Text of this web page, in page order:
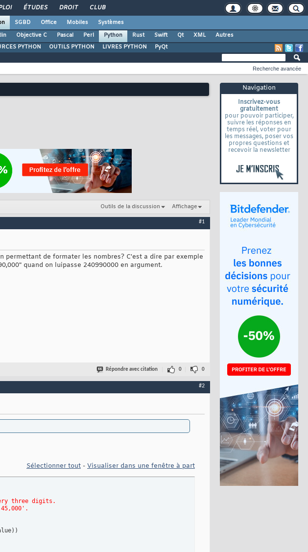
ÉTUDES DROIT CLUB
SGBD Office Mobiles
Systèmes
Objective C Pascal Perl Python Rust Swift Qt XML
Autres
PYTHON OUTILS PYTHON LIVRES PYTHON PyQt
Navigation
Inscrivez-vous
gratuitement
pour pouvoir participer,
suivre les réponses en
temps réel, voter pour
les messages, poser vos
propres questions et
recevoir la newsletter
Recherche avancée
Outils de la discussion Affichage
#1
de formater les nombres? C'est a dire par exemple
quand on luipasse 240990000 en argument.
Répondre avec citation 0 0
#2
Sélectionner tout - Visualiser dans une fenêtre à part
three digits.
) )